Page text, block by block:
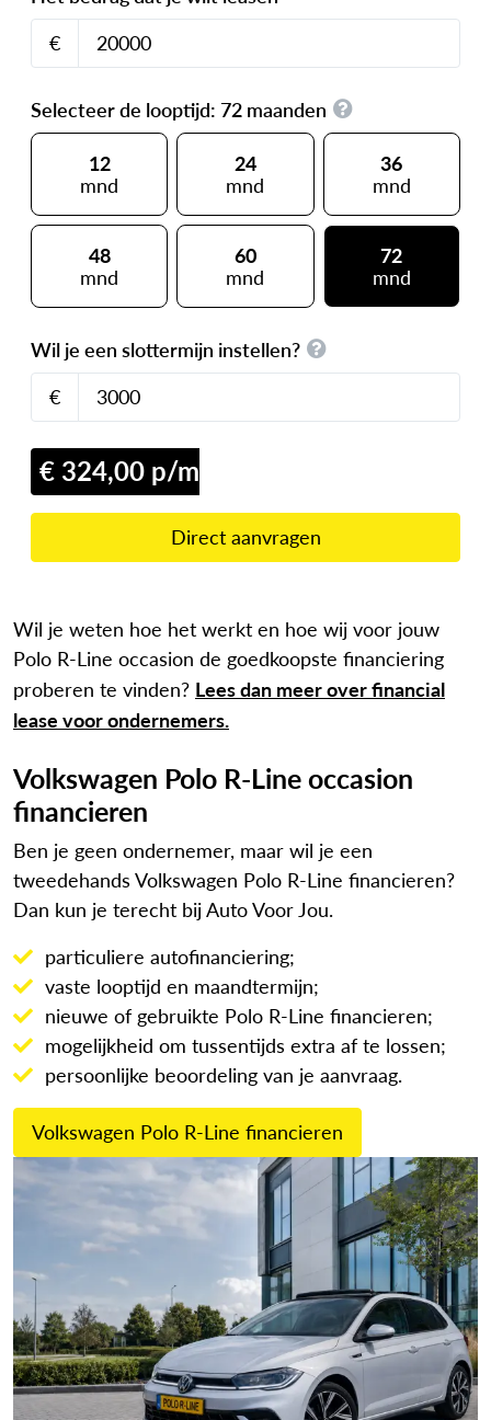
€
Selecteer de looptijd: 72 maanden
12
mnd
24
mnd
36
mnd
48
mnd
60
mnd
72
mnd
Wil je een slottermijn instellen?
€
€ 324,00 p/m
Direct aanvragen
Wil je weten hoe het werkt en hoe wij voor jouw
Polo R-Line occasion de goedkoopste financiering
proberen te vinden? Lees dan meer over financial
lease voor ondernemers.
Volkswagen Polo R-Line occasion
financieren
Ben je geen ondernemer, maar wil je een
tweedehands Volkswagen Polo R-Line financieren?
Dan kun je terecht bij Auto Voor Jou.
particuliere autofinanciering;
vaste looptijd en maandtermijn;
nieuwe of gebruikte Polo R-Line financieren;
mogelijkheid om tussentijds extra af te lossen;
persoonlijke beoordeling van je aanvraag.
Volkswagen Polo R-Line financieren